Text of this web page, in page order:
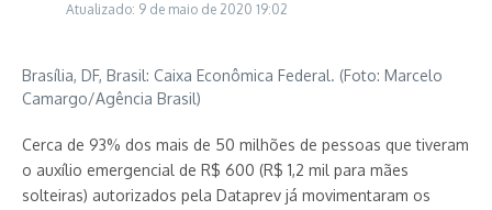
Atualizado: 9 de maio de 2020 19:02
Brasília, DF, Brasil: Caixa Econômica Federal. (Foto: Marcelo
Camargo/Agência Brasil)
Cerca de 93% dos mais de 50 milhões de pessoas que tiveram
o auxílio emergencial de R$ 600 (R$ 1,2 mil para mães
solteiras) autorizados pela Dataprev já movimentaram os